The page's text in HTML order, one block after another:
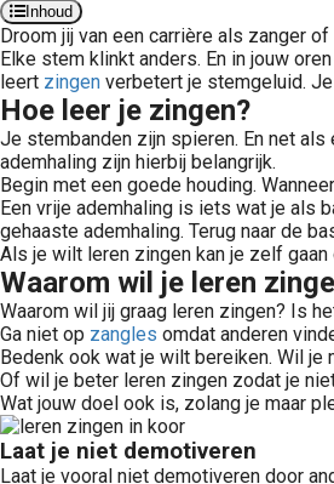
Inhoud
Droom jij van een carrière als zanger
Elke stem klinkt anders. En in jouw
leert zingen verbetert je stemgeluid.
Hoe leer je zingen?
Je stembanden zijn spieren. En net
ademhaling zijn hierbij belangrijk.
Begin met een goede houding.
Een vrije ademhaling is iets wat je als
gehaaste ademhaling. Terug naar de
Als je wilt leren zingen kan je zelf
Waarom wil je leren
Waarom wil jij graag leren zingen? Is
Ga niet op zangles omdat anderen
Bedenk ook wat je wilt bereiken. Wil
Of wil je beter leren zingen zodat je
Wat jouw doel ook is, zolang je maar
Laat je niet demotiveren
Laat je vooral niet demotiveren door